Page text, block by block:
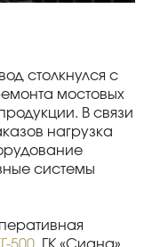
столкнулся с
мостовых
В связи
нагрузка
системы